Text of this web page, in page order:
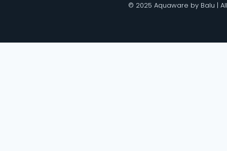
© 2025 Aquaware by Balu |